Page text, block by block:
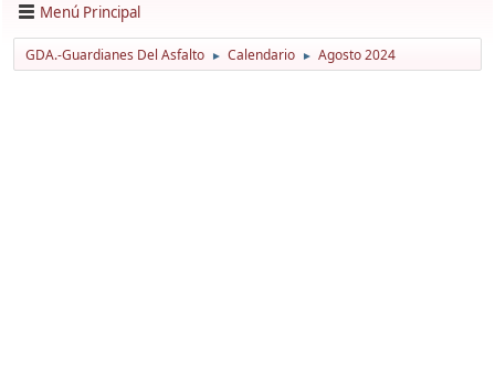
Menú Principal
GDA.-Guardianes Del Asfalto ► Calendario ► Agosto 2024